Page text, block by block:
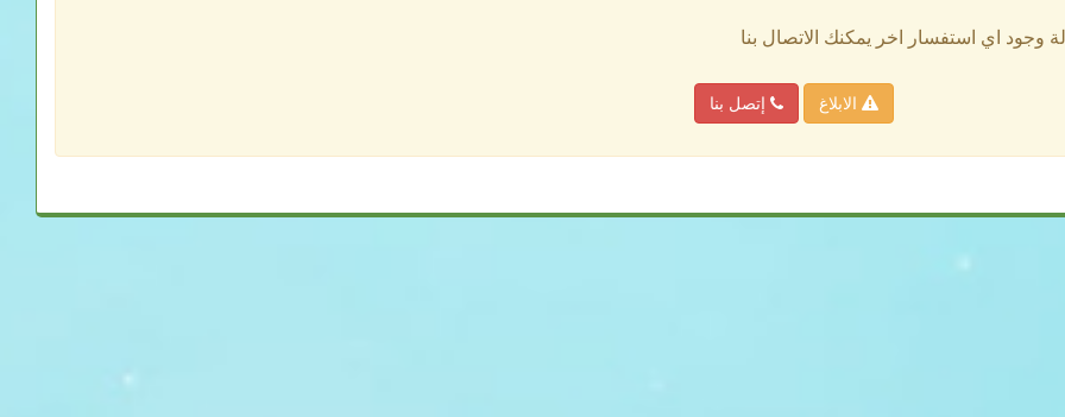
وجود اي استفسار اخر يمكنك الاتصال بنا
الابلاغ إتصل بنا